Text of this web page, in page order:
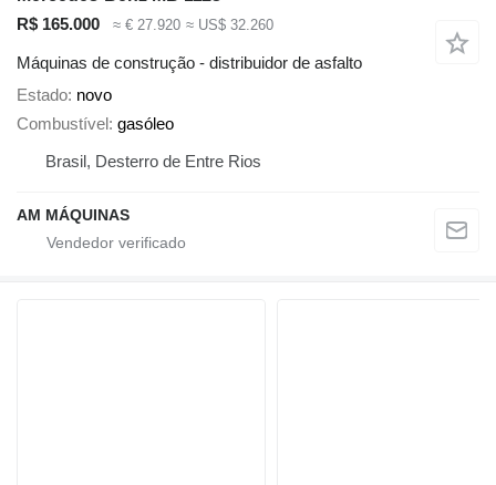
R$ 165.000
≈ € 27.920 ≈ US$ 32.260
Máquinas de construção - distribuidor de asfalto
Estado novo
Combustível
gasóleo
Brasil, Desterro de Entre Rios
AM MÁQUINAS